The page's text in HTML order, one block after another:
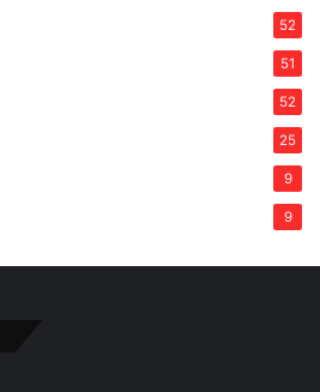
52
51
52
25
9
9